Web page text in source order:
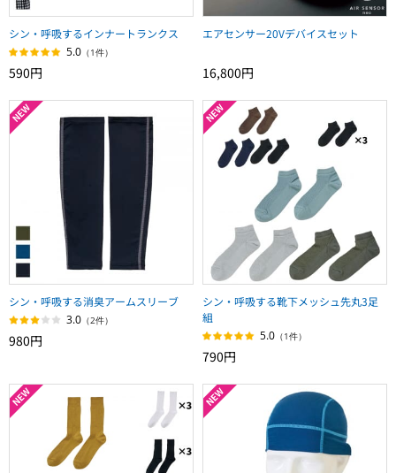
シン・呼吸するインナートランクス
5.0 （1件）
590円
エアセンサー20Vデバイスセット
16,800円
シン・呼吸する消臭アームスリーブ
3.0 （2件）
980円
シン・呼吸する靴下メッシュ先丸3足
組
5.0 （1件）
790円